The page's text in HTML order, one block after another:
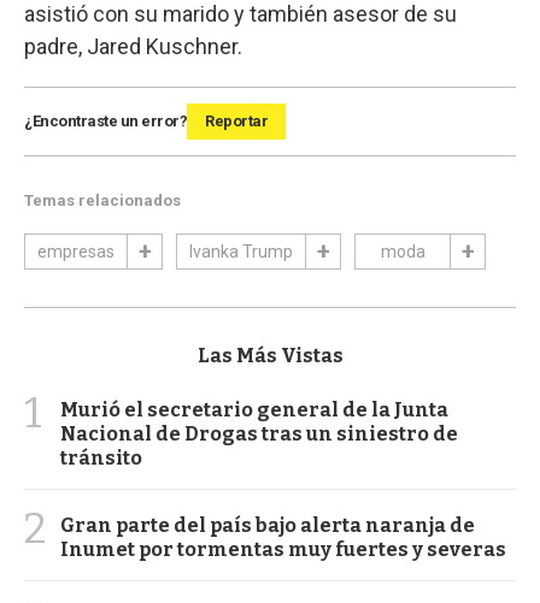
asistió con su marido y también asesor de su
padre, Jared Kuschner.
¿Encontraste un error? Reportar
Temas relacionados
empresas Ivanka Trump moda
Las Más Vistas
1
Murió el secretario general de la Junta
Nacional de Drogas tras un siniestro de
tránsito
2
Gran parte del país bajo alerta naranja de
Inumet por tormentas muy fuertes y severas